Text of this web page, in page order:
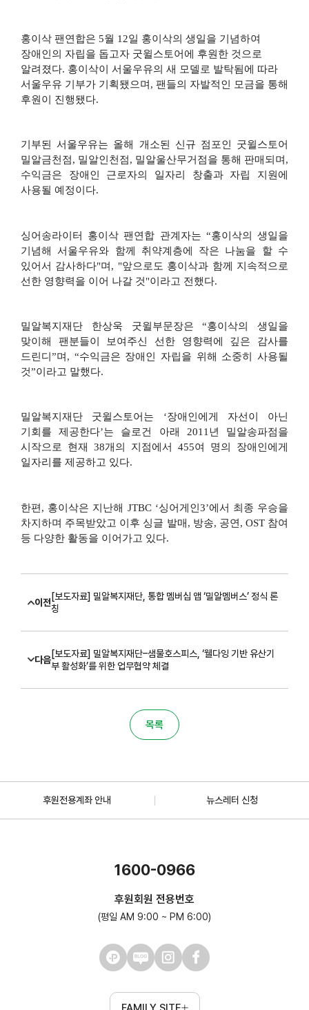
홍이삭 팬연합은 5월 12일 홍이삭의 생일을 기념하여
장애인의 자립을 돕고자 굿윌스토어에 후원한 것으로
알려졌다. 홍이삭이 서울우유의 새 모델로 발탁됨에 따라
서울우유 기부가 기획됐으며 , 팬들의 자발적인 모금을 통해
후원이 진행됐다.
기부된 서울우유는 올해 개소된 신규 점포인 굿윌스토어
밀알금천점, 밀알인천점, 밀알울산무거점을 통해 판매되며 ,
수익금은 장애인 근로자의 일자리 창출과 자립 지원에
사용될 예정이다.
싱어송라이터 홍이삭 팬연합 관계자는 “홍이삭의 생일을
기념해 서울우유와 함께 취약계층에 작은 나눔을 할 수
있어서 감사하다"며 , "앞으로도 홍이삭과 함께 지속적으로
선한 영향력을 이어 나갈 것"이라고 전했다.
밀알복지재단 한상욱 굿윌부문장은“홍이삭의 생일을
맞이해 팬분들이 보여주신 선한 영향력에 깊은 감사를
드린디 ”며 , “수익금은 장애인 자립을 위해 소중히 사용될
것”이라고 말했다.
밀알복지재단 굿윌스토어는 ‘장애인에게 자선이 아닌
기회를 제공한다’는 슬로건 아래
2011년 밀알송파점을
시작으로 현재
38개의 지점에서 455여 명의 장애인에게
일자리를 제공하고 있다.
한편, 홍이삭은 지난해 JTBC ‘싱어게인3’에서 최종 우승을
차지하며 주목받았고 이후 싱글 발매, 방송, 공연, OST 참여
등 다양한 활동을 이어가고 있다.
이전
[보도자료] 밀알복지재단, 통합 멤버십 앱 ‘밀알멤버스’ 정식 론
칭
다음
[보도자료] 밀알복지재단–샘물호스피스, ‘웰다잉 기반 유산기
부 활성화’를 위한 업무협약 체결
목록
후원전용계좌 안내 뉴스레터 신청
1600-0966
후원회원 전용번호
(평일 AM 9:00 ~ PM 6:00)